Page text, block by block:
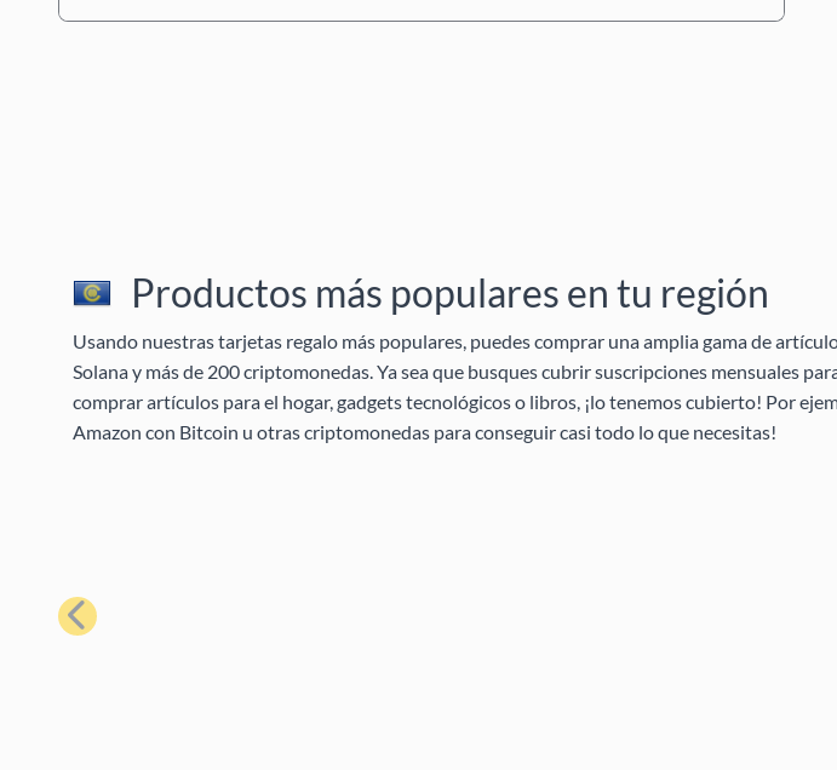
Productos más populares en tu región
Usando nuestras tarjetas regalo más populares, puedes comprar una amplia gama de
Solana y más de 200 criptomonedas. Ya sea que busques cubrir suscripciones mensuales
comprar artículos para el hogar, gadgets tecnológicos o libros, ¡lo tenemos cubierto! Por
Amazon con Bitcoin u otras criptomonedas para conseguir casi todo lo que necesitas!
Anterior